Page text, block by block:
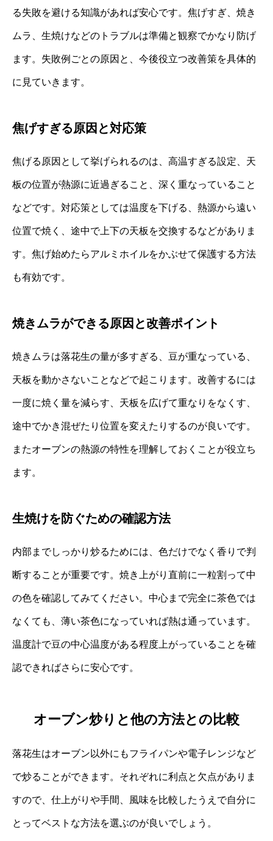
る失敗を避ける知識があれば安心です。焦げすぎ、焼き
ムラ、生焼けなどのトラブルは準備と観察でかなり防げ
ます。失敗例ごとの原因と、今後役立つ改善策を具体的
に見ていきます。
焦げすぎる原因と対応策
焦げる原因として挙げられるのは、高温すぎる設定、天
板の位置が熱源に近過ぎること、深く重なっていること
などです。対応策としては温度を下げる、熱源から遠い
位置で焼く、途中で上下の天板を交換するなどがありま
す。焦げ始めたらアルミホイルをかぶせて保護する方法
も有効です。
焼きムラができる原因と改善ポイント
焼きムラは落花生の量が多すぎる、豆が重なっている、
天板を動かさないことなどで起こります。改善するには
一度に焼く量を減らす、天板を広げて重なりをなくす、
途中でかき混ぜたり位置を変えたりするのが良いです。
またオーブンの熱源の特性を理解しておくことが役立ち
ます。
生焼けを防ぐための確認方法
内部までしっかり炒るためには、色だけでなく香りで判
断することが重要です。焼き上がり直前に一粒割って中
の色を確認してみてください。中心まで完全に茶色では
なくても、薄い茶色になっていれば熱は通っています。
温度計で豆の中心温度がある程度上がっていることを確
認できればさらに安心です。
オーブン炒りと他の方法との比較
落花生はオーブン以外にもフライパンや電子レンジなど
で炒ることができます。それぞれに利点と欠点がありま
すので、仕上がりや手間、風味を比較したうえで自分に
とってベストな方法を選ぶのが良いでしょう。